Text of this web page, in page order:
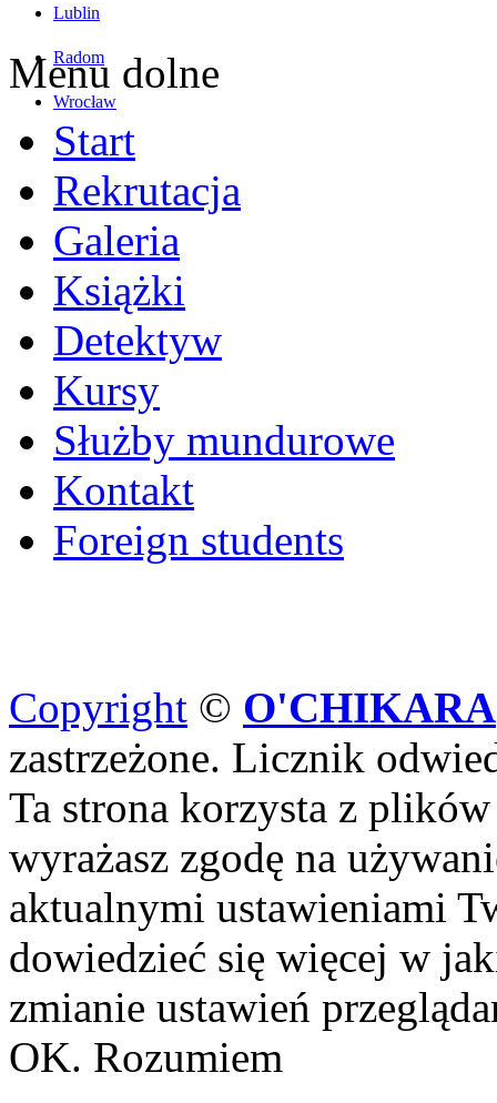
Lublin
Radom
Wrocław
Menu dolne
Start
Rekrutacja
Galeria
Książki
Detektyw
Kursy
Służby mundurowe
Kontakt
Foreign students
Copyright © O'CHIKARA
zastrzeżone. Licznik
Ta strona korzysta z
wyrażasz zgodę na
aktualnymi ustawieniami
dowiedzieć się więcej w
zmianie ustawień
OK. Rozumiem